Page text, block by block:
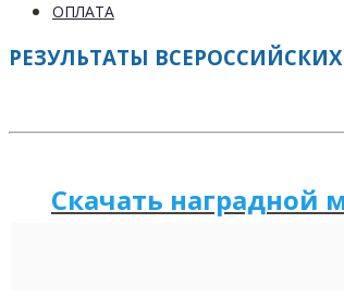
ОПЛАТА
РЕЗУЛЬТАТЫ
Скачать наградной